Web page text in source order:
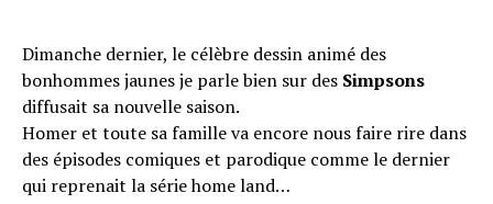
Dimanche dernier, le célèbre dessin animé des
bonhommes jaunes je parle bien sur des Simpsons
diffusait sa nouvelle saison.
Homer et toute sa famille va encore nous faire rire dans
des épisodes comiques et parodique comme le dernier
qui reprenait la série home land…